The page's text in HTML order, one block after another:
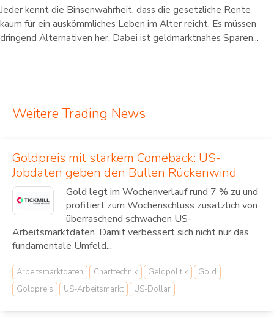
Jeder kennt die Binsenwahrheit, dass die gesetzliche Rente
kaum für ein auskömmliches Leben im Alter reicht. Es müssen
dringend Alternativen her. Dabei ist geldmarktnahes Sparen...
Weitere Trading News
Goldpreis mit starkem Comeback: US-
Jobdaten geben den Bullen Rückenwind
Gold legt im Wochenverlauf rund 7 % zu und
profitiert zum Wochenschluss zusätzlich von
überraschend schwachen US-
Arbeitsmarktdaten. Damit verbessert sich nicht nur das
fundamentale Umfeld...
Arbeitsmarktdaten Charttechnik Geldpolitik
Gold
Goldpreis
US-Arbeitsmarkt US-Dollar